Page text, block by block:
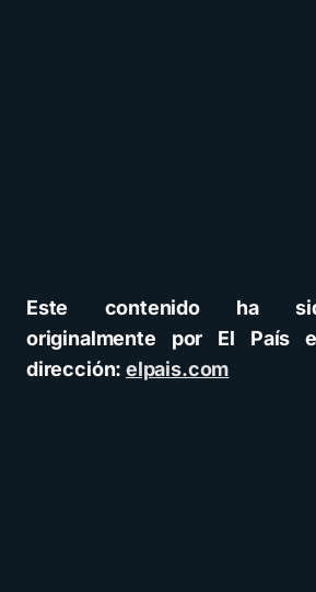
Este contenido ha
originalmente por El País
dirección:elpais.com